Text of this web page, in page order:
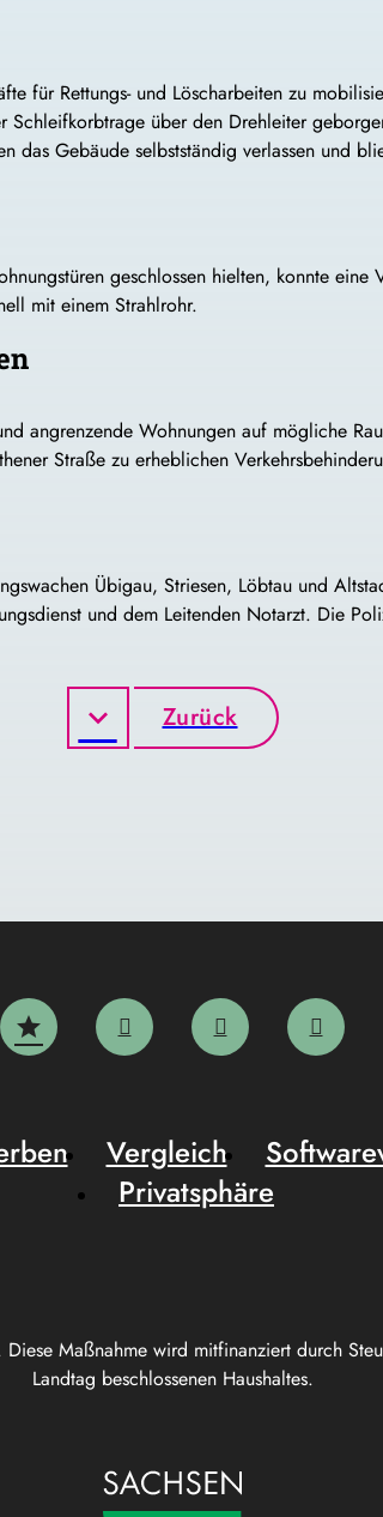
für Rettungs- und Löscharbeiten zu
über den Drehleiter
das Gebäude selbstständig verlassen und
geschlossen hielten, konnte
mit einem Strahlrohr.
angrenzende Wohnungen auf mögliche
Straße zu erheblichen
Übigau, Striesen, Löbtau und
und dem Leitenden Notarzt. Die
Zurück
Maßnahme wird mitfinanziert durch
Landtag beschlossenen Haushaltes.
Vergleich
Privatsphäre